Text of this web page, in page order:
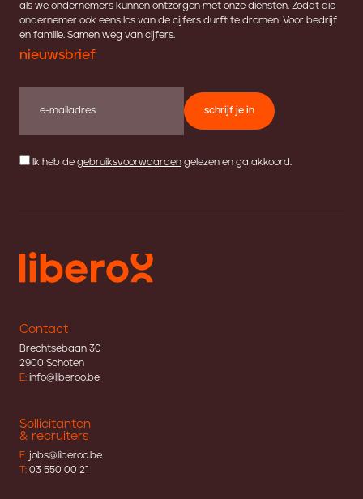
als we ondernemers kunnen ontzorgen met onze diensten. Zodat die
ondernemer ook eens los van de cijfers durft te dromen. Voor bedrijf
en familie. Samen weg van cijfers.
nieuwsbrief
schrijf je in
Ik heb de gebruiksvoorwaarden gelezen en ga akkoord.
Contact
Brechtsebaan 30
2900 Schoten
E: info@liberoo.be
Sollicitanten
& recruiters
E: jobs@liberoo.be
T: 03 550 00 21